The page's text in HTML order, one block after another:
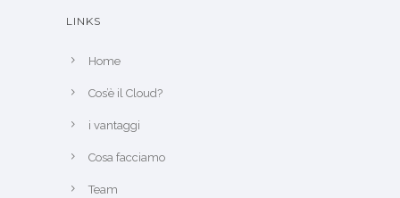
LINKS
Home
Cos’è il Cloud?
i vantaggi
Cosa facciamo
Team